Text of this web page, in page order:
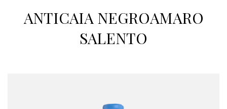
ANTICAIA NEGROAMARO
SALENTO